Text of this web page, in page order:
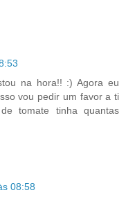
na hora!! :) Agora eu
vou pedir um favor a ti
tomate tinha quantas
08:58